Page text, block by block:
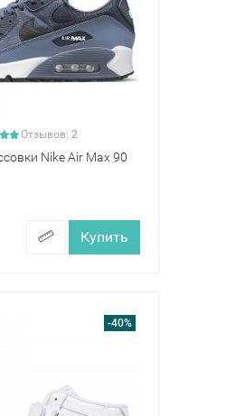
Отзывов: 2
Nike Air Max 90
Купить
-40%